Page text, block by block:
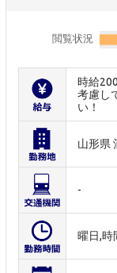
閲覧状況
時給
考慮し
い！
山形県
-
曜日,時